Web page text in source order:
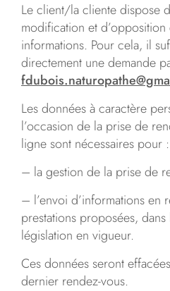
Le client/la cliente dispose
modification et
informations. Pour cela, il
directement une demande
Les données à caractère
l’occasion de la prise de
ligne sont nécessaires pour :
– la gestion de la prise de
– l’envoi d’informations en
prestations proposées,
législation en vigueur.
Ces données seront
dernier rendez-vous.